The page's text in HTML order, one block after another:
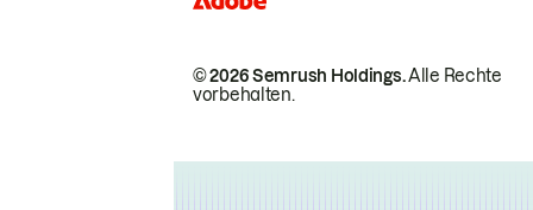
© 2026 Semrush Holdings.Alle Rechte
vorbehalten.